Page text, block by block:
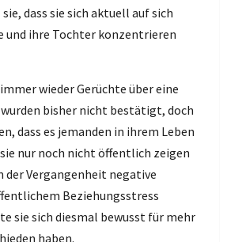
dass sie sich aktuell auf sich
und ihre Tochter konzentrieren
wieder Gerüchte über eine
wurden bisher nicht bestätigt, doch
dass es jemanden in ihrem Leben
nur noch nicht öffentlich zeigen
der Vergangenheit negative
Beziehungsstress
sie sich diesmal bewusst für mehr
haben.